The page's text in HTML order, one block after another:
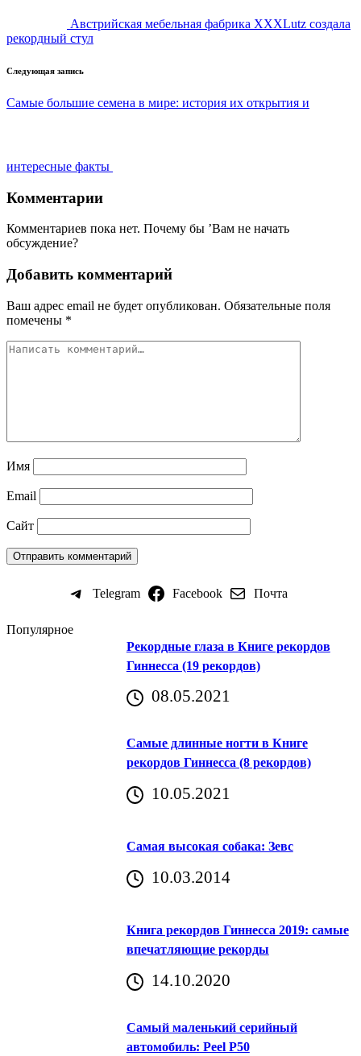
Австрийская мебельная фабрика XXXLutz создала
рекордный стул
Следующая запись
Самые большие семена в мире: история их открытия и
интересные факты
Комментарии
Комментариев пока нет. Почему бы ’Вам не начать
обсуждение?
Добавить комментарий
Ваш адрес email не будет опубликован. Обязательные поля
помечены *
Имя
Email
Сайт
Telegram Facebook Почта
Популярное
Рекордные глаза в Книге рекордов
Гиннесса (19 рекордов)
08.05.2021
Самые длинные ногти в Книге
рекордов Гиннесса (8 рекордов)
10.05.2021
Самая высокая собака: Зевс
10.03.2014
Книга рекордов Гиннесса 2019: самые
впечатляющие рекорды
14.10.2020
Самый маленький серийный
автомобиль: Peel P50